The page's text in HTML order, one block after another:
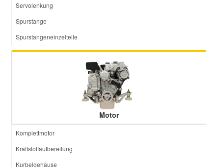
Servolenkung
Spurstange
Spurstangeneinzelteile
Motor
Komplettmotor
Kraftstoffaufbereitung
Kurbelgehäuse